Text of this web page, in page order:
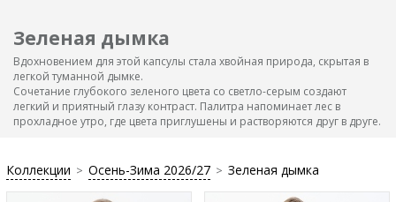
Зеленая дымка
Вдохновением для этой капсулы стала хвойная природа, скрытая в
легкой туманной дымке.
Сочетание глубокого зеленого цвета со светло-серым создают
легкий и приятный глазу контраст. Палитра напоминает лес в
прохладное утро, где цвета приглушены и растворяются друг в друге.
Коллекции > Осень-Зима 2026/27 > Зеленая дымка